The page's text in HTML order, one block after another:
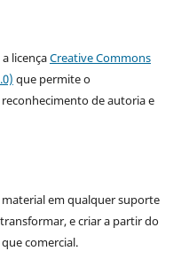
licençaCreative Commons
que permite o
de autoria e
em qualquer suporte
e criar a partir do
comercial.